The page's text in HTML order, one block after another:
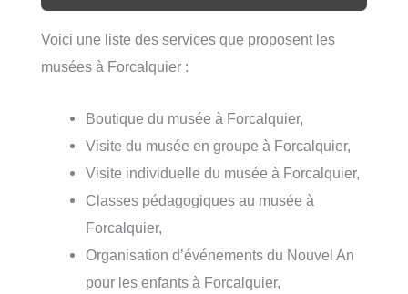
Voici une liste des services que proposent les
musées à Forcalquier :
Boutique du musée à Forcalquier,
Visite du musée en groupe à Forcalquier,
Visite individuelle du musée à Forcalquier,
Classes pédagogiques au musée à
Forcalquier,
Organisation d’événements du Nouvel An
pour les enfants à Forcalquier,